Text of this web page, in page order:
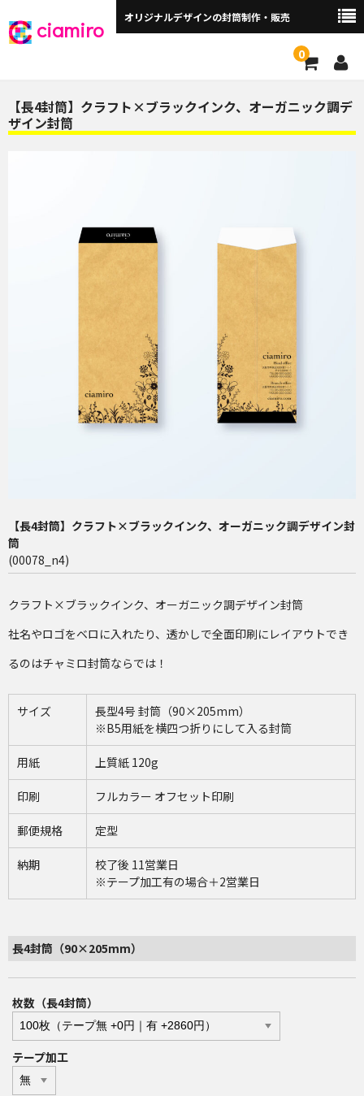
ciamiro オリジナルデザインの封筒制作・販売
0
封筒サイズから探す ▼
角2封筒（240×332mm）
長3窓付（120×235mm）
洋2（162×114mm）
【長4封筒】クラフト×ブラックインク、オーガニック調デ
ザイン封筒
【長4封筒】クラフト×ブラックインク、オーガニック調デザイン封
筒
(00078_n4)
クラフト×ブラックインク、オーガニック調デザイン封筒
社名やロゴをベロに入れたり、透かしで全面印刷にレイアウトでき
るのはチャミロ封筒ならでは！
サイズ
長型4号 封筒（90×205mm）
※B5用紙を横四つ折りにして入る封筒
用紙 上質紙 120g
印刷 フルカラー オフセット印刷
郵便規格 定型
納期
校了後 11営業日
※テープ加工有の場合＋2営業日
長4封筒（90×205mm）
枚数（長4封筒）
テープ加工